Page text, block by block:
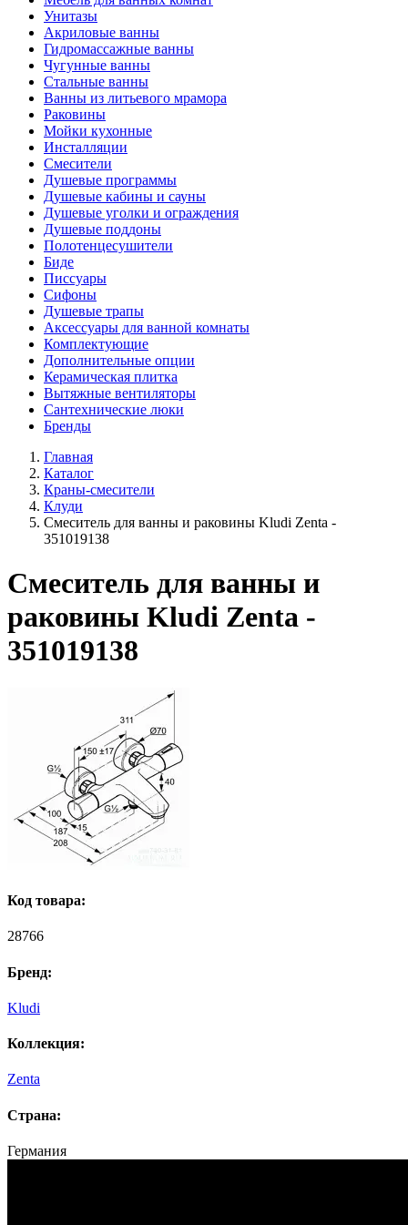
Унитазы
Акриловые ванны
Гидромассажные ванны
Чугунные ванны
Стальные ванны
Ванны из литьевого мрамора
Раковины
Мойки кухонные
Инсталляции
Смесители
Душевые программы
Душевые кабины и сауны
Душевые уголки и ограждения
Душевые поддоны
Полотенцесушители
Биде
Писсуары
Сифоны
Душевые трапы
Аксессуары для ванной комнаты
Комплектующие
Дополнительные опции
Керамическая плитка
Вытяжные вентиляторы
Сантехнические люки
Бренды
Главная
Каталог
Краны-смесители
Клуди
Смеситель для ванны и раковины Kludi Zenta -
351019138
Смеситель для ванны и
раковины Kludi Zenta -
351019138
Код товара:
28766
Бренд:
Kludi
Коллекция:
Zenta
Страна:
Германия